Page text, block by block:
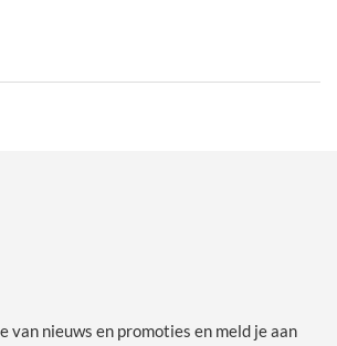
van nieuws en promoties en meld je aan